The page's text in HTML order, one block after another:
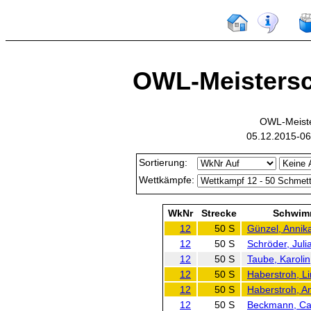
OWL-
OWL-
05.12.2015-
Sortierung:
Wettkämpfe:
WkNr Strecke
12
50 S
Günzel,
12
50 S
Schröder,
12
50 S
Taube, Karolin
12
50 S
Haberstroh,
12
50 S
Haberstroh,
12
50 S Beckmann,